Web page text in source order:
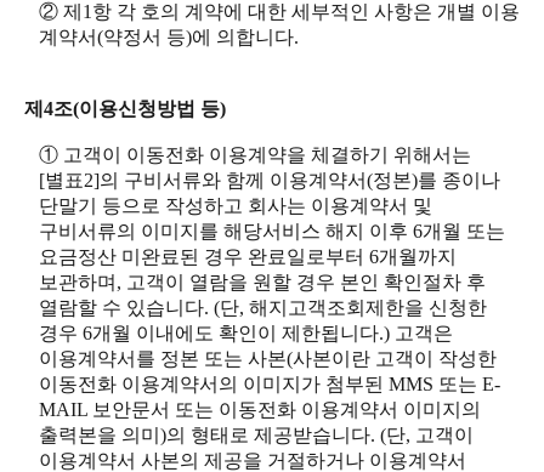
② 제1항 각 호의 계약에 대한 세부적인 사항은 개별 이용
계약서(약정서 등)에 의합니다.
제4조(이용신청방법 등)
① 고객이 이동전화 이용계약을 체결하기 위해서는
[별표2]의 구비서류와 함께 이용계약서(정본)를 종이나
단말기 등으로 작성하고 회사는 이용계약서 및
구비서류의 이미지를 해당서비스 해지 이후 6개월 또는
요금정산 미완료된 경우 완료일로부터 6개월까지
보관하며, 고객이 열람을 원할 경우 본인 확인절차 후
열람할 수 있습니다. (단, 해지고객조회제한을 신청한
경우 6개월 이내에도 확인이 제한됩니다.) 고객은
이용계약서를 정본 또는 사본(사본이란 고객이 작성한
이동전화 이용계약서의 이미지가 첨부된 MMS 또는 E-
MAIL 보안문서 또는 이동전화 이용계약서 이미지의
출력본을 의미)의 형태로 제공받습니다. (단, 고객이
이용계약서 사본의 제공을 거절하거나 이용계약서